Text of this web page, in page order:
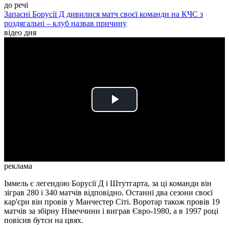
до речі
Запасні Борусії Д дивилися матч своєї команди на КЧС з
роздягальні – клуб назвав причину
відео дня
Play
реклама
Іммель є легендою Борусії Д і Штутгарта, за ці команди він
зіграв 280 і 340 матчів відповідно. Останні два сезони своєї
кар'єри він провів у Манчестер Сіті. Воротар також провів 19
матчів за збірну Німеччини і виграв Євро-1980, а в 1997 році
повісив бутси на цвях.